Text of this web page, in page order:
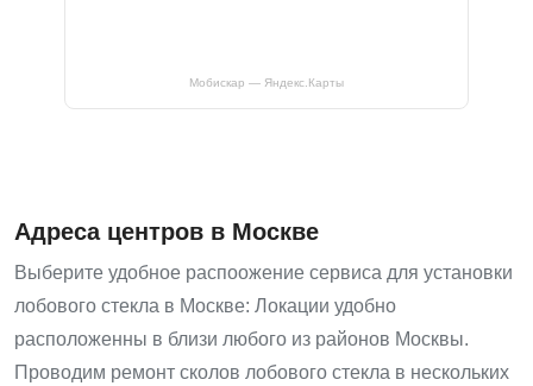
Мобискар — Яндекс.Карты
Адреса центров в Москве
Выберите удобное распоожение сервиса для установки
лобового стекла в Москве: Локации удобно
расположенны в близи любого из районов Москвы.
Проводим ремонт сколов лобового стекла в нескольких